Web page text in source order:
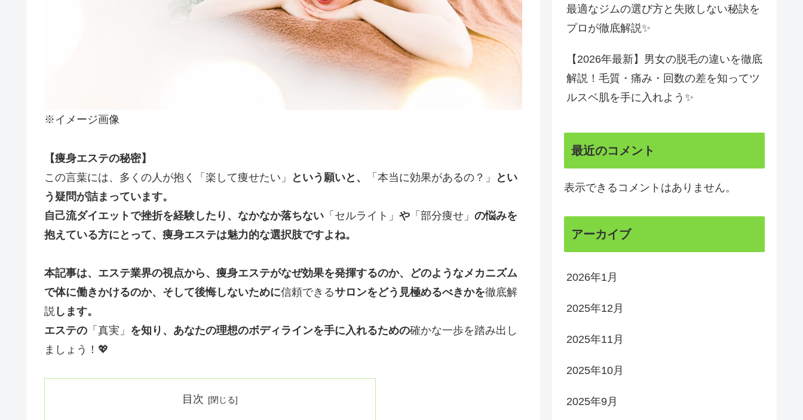
※イメージ画像
【痩身エステの秘密】
この言葉には、多くの人が抱く「楽して痩せたい」
という願いと、 「本当に効果があるの？」
とい
う疑問が詰まっています。
自己流ダイエットで挫折を経験したり、なかなか落ちない 「セルライト」 や 「部分痩せ」 の悩みを
抱えている方にとって、痩身エステは魅力的な選択肢ですよね。
本記事は、エステ業界の視点から、痩身エステがなぜ効果を発揮するのか、どのようなメカニズム
で体に働きかけるのか、そして後悔しないために信頼できるサロンをどう見極めるべきかを徹底解
説 します。
エステの 「真実」 を知り、あなたの理想のボディラインを手に入れるための確かな一歩を踏み出し
ましょう！💖
目次
最適なジムの選び方と失敗しない秘訣を
プロが徹底解説✨
【2026年最新】男女の脱毛の違いを徹底
解説！毛質・痛み・回数の差を知ってツ
ルスベ肌を手に入れよう✨
最近のコメント
表示できるコメントはありません。
アーカイブ
2026年1月
2025年12月
2025年11月
2025年10月
2025年9月